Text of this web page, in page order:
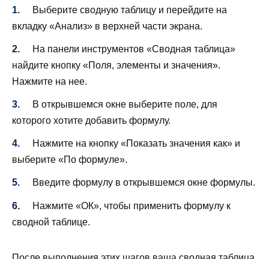
Выберите сводную таблицу и перейдите на
вкладку «Анализ» в верхней части экрана.
На панели инструментов «Сводная таблица»
найдите кнопку «Поля, элементы и значения».
Нажмите на нее.
В открывшемся окне выберите поле, для
которого хотите добавить формулу.
Нажмите на кнопку «Показать значения как» и
выберите «По формуле».
Введите формулу в открывшемся окне формулы.
Нажмите «ОК», чтобы применить формулу к
сводной таблице.